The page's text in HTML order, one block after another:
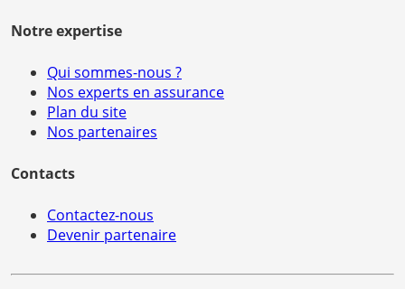
Notre expertise
Qui sommes-nous ?
Nos experts en assurance
Plan du site
Nos partenaires
Contacts
Contactez-nous
Devenir partenaire